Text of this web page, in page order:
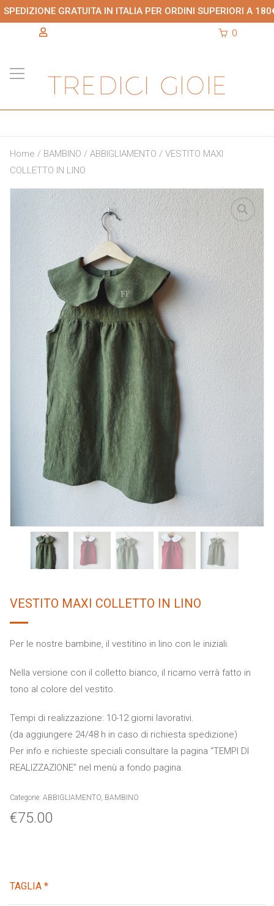
SPEDIZIONE GRATUITA IN ITALIA PER ORDINI SUPERIORI A
0
Home / BAMBINO / ABBIGLIAMENTO / VESTITO MAXI
COLLETTO IN LINO
VESTITO MAXI COLLETTO IN LINO
Per le nostre bambine, il vestitino in lino con le iniziali.
Nella versione con il colletto bianco, il ricamo verrà fatto in
tono al colore del vestito.
Tempi di realizzazione: 10-12 giorni lavorativi.
(da aggiungere 24/48 h in caso di richiesta spedizione)
Per info e richieste speciali consultare la pagina “TEMPI DI
REALIZZAZIONE” nel menù a fondo pagina.
Categorie: ABBIGLIAMENTO, BAMBINO
€75.00
TAGLIA *